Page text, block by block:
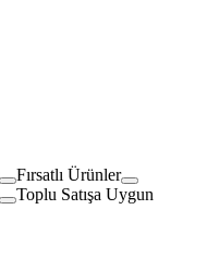
Fırsatlı Ürünler
Toplu Satışa Uygun